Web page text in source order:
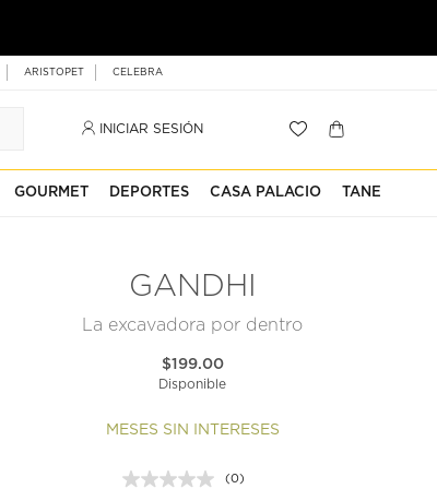
ARISTOPET CELEBRA
INICIAR SESIÓN
GOURMET DEPORTES CASA PALACIO TANE
GANDHI
La excavadora por dentro
$199.00
Disponible
MESES SIN INTERESES
(0)